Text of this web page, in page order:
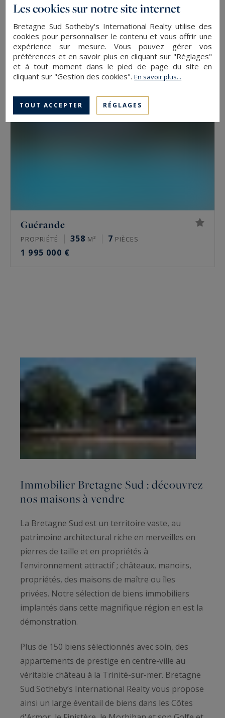
Le Bono
MAISON 180M² 7PIÈCES
1 200 000 €
Guérande
PROPRIÉTÉ 358 M² 7 PIÈCES
1 995 000 €
Immobilier Bretagne Sud : découvrez
nos maisons à vendre
La Bretagne Sud est un territoire vaste, au
patrimoine architectural riche en merveilles en
pierres de taille et en propriétés à
l'environnement attractif ; châteaux, manoirs,
propriétés, des maisons de maître ou îles
privées. Notre sélection de biens immobiliers
implantés dans cette magnifique région en est la
démonstration.
Plus de 150 biens sélectionnés avec soin, des
appartements de prestige en centre-ville au
véritable château à la Trinité-sur-mer. Bretagne
Sud Sotheby’s International Realty vous propose
ainsi un large éventail de biens dans les Côtes
Les cookies sur notre site internet
Bretagne Sud Sotheby's International Realty utilise des
cookies pour personnaliser le contenu et vous offrir une
expérience sur mesure. Vous pouvez gérer vos
préférences et en savoir plus en cliquant sur "Réglages"
et à tout moment dans le pied de page du site en
cliquant sur "Gestion des cookies".En savoir plus...
TOUT ACCEPTER RÉGLAGES